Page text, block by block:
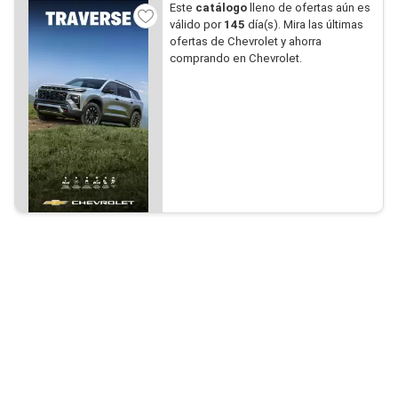
Este catálogolleno de ofertas aún es
válido por 145 día(s). Mira las últimas
ofertas de Chevrolet y ahorra
comprando en Chevrolet.